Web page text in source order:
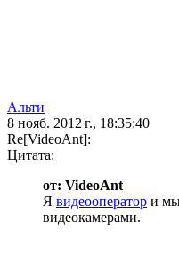
Альти
8 нояб. 2012 г., 18:35:40
Re[VideoAnt]:
Цитата:
от: VideoAnt
Я видеооператор и
видеокамерами.